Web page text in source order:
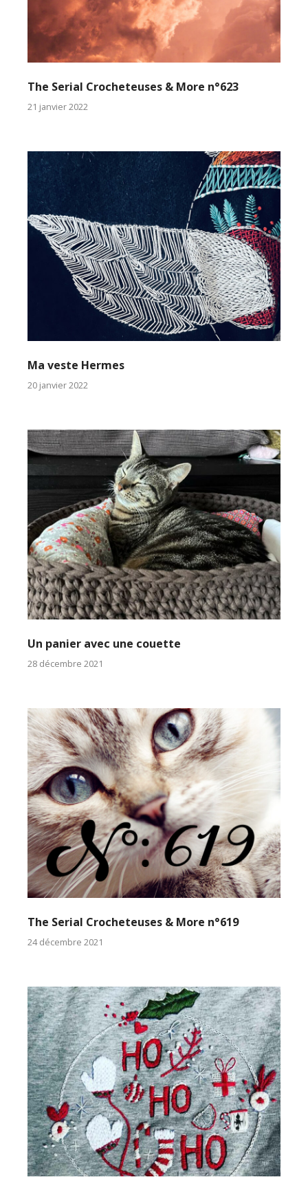
The Serial Crocheteuses & More n°623
21 janvier 2022
Ma veste Hermes
20 janvier 2022
Un panier avec une couette
28 décembre 2021
The Serial Crocheteuses & More n°619
24 décembre 2021